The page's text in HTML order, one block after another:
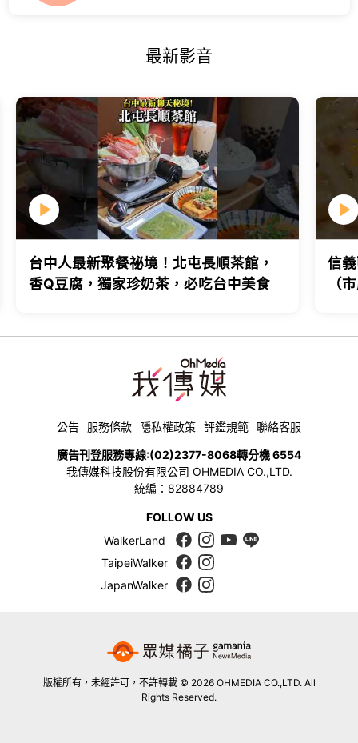
最新影音
台中人最新聚餐祕境！北屯長順茶館，
香Q豆腐，獨家珍奶茶，必吃台中美食
信
（
公告 服務條款 隱私權政策 評鑑規範 聯絡客服
廣告刊登服務專線:(02)2377-8068轉分機 6554
我傳媒科技股份有限公司 OHMEDIA CO.,LTD.
統編：82884789
FOLLOW US
WalkerLand
TaipeiWalker
JapanWalker
版權所有，未經許可，不許轉載 © 2026 OHMEDIA CO.,LTD. All
Rights Reserved.